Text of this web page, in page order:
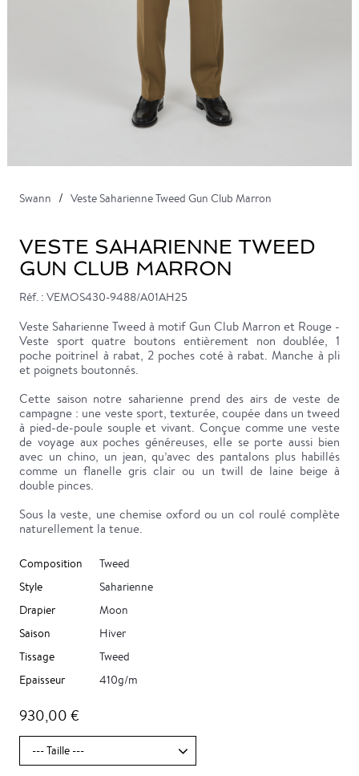
Swann Veste Saharienne Tweed Gun Club Marron
VESTE SAHARIENNE TWEED
GUN CLUB MARRON
Réf. : VEMOS430-9488/A01AH25
Veste Saharienne Tweed à motif Gun Club Marron et Rouge -
Veste sport quatre boutons entièrement non doublée, 1
poche poitrinel à rabat, 2 poches coté à rabat. Manche à pli
et poignets boutonnés.
Cette saison notre saharienne prend des airs de veste de
campagne : une veste sport, texturée, coupée dans un tweed
à pied-de-poule souple et vivant. Conçue comme une veste
de voyage aux poches généreuses, elle se porte aussi bien
avec un chino, un jean, qu’avec des pantalons plus habillés
comme un flanelle gris clair ou un twill de laine beige à
double pinces.
Sous la veste, une chemise oxford ou un col roulé complète
naturellement la tenue.
Composition
Tweed
Style
Saharienne
Drapier
Moon
Saison
Hiver
Tissage
Tweed
Epaisseur
410g/m
930,00 €